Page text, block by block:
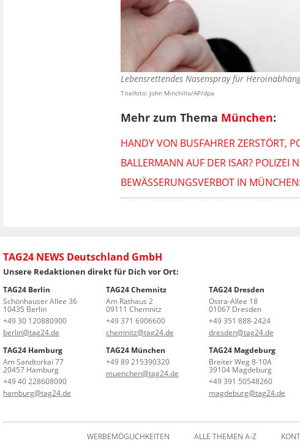
Lebensrettendes Nasenspray für
Titelfoto: John Minchillo/AP/dpa
Mehr zum Thema München:
HANDY VON BUSFAHRER ZERSTÖRT,
BALLERMANN AUF DER ISAR? POLIZEI
BEWÄSSERUNGSVERBOT IN
TAG24 NEWS Deutschland GmbH
Unsere Redaktionen direkt für Dich vor Ort:
TAG24 Berlin
Schönhauser Allee 36
10435 Berlin
+49 30 120880900
berlin@tag24.de
TAG24 Chemnitz
Am Rathaus 2
09111 Chemnitz
+49 371 6906600
chemnitz@tag24.de
TAG24 Dresden
Ostra-Allee 18
01067 Dresden
+49 351 888-2424
dresden@tag24.de
TAG24 Hamburg
Am Sandtorkai 77
20457 Hamburg
+49 40 228608090
hamburg@tag24.de
TAG24 München
+49 89 215390320
muenchen@tag24.de
TAG24 Magdeburg
Breiter Weg 8-10A
39104 Magdeburg
+49 391 50548260
magdeburg@tag24.de
WERBEMÖGLICHKEITEN ALLE THEMEN A-Z